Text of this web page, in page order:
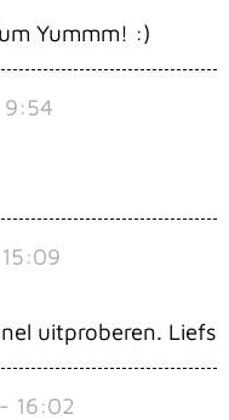
Yummm! :)
9:54
uitproberen. Liefs
16:02